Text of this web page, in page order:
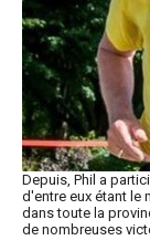
Depuis, Phil a
d'entre eux étant le
dans toute la
de nombreuses